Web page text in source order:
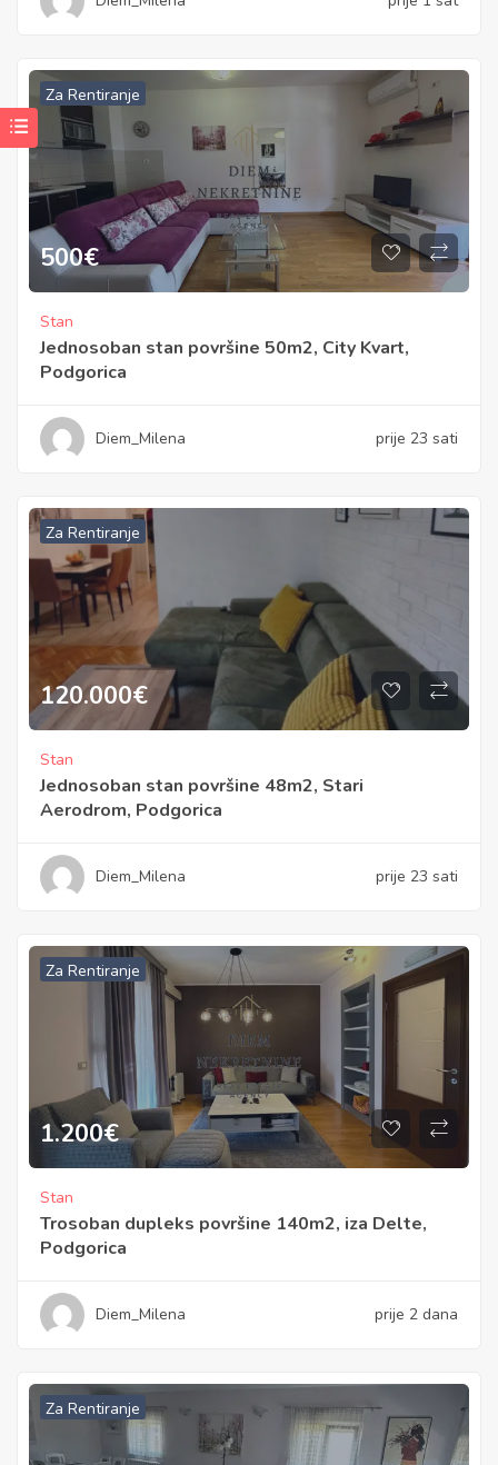
Za Rentiranje
500€
Stan
Jednosoban stan površine 50m2, City Kvart,
Podgorica
Diem_Milena prije 23 sati
Za Rentiranje
120.000€
Stan
Jednosoban stan površine 48m2, Stari
Aerodrom, Podgorica
Diem_Milena prije 23 sati
Za Rentiranje
1.200€
Stan
Trosoban dupleks površine 140m2, iza Delte,
Podgorica
Diem_Milena prije 2 dana
Za Rentiranje